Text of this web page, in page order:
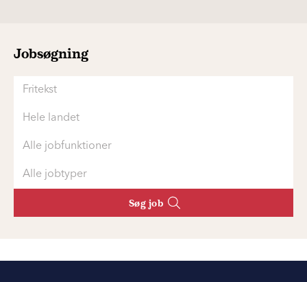
Jobsøgning